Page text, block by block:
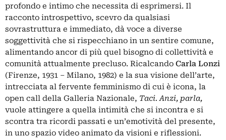
profondo e intimo che necessita di esprimersi. Il
racconto introspettivo, scevro da qualsiasi
sovrastruttura e immediato, dà voce a diverse
soggettività che si rispecchiano in un sentire comune,
alimentando ancor di più quel bisogno di collettività e
comunità attualmente precluso. Ricalcando Carla Lonzi
(Firenze, 1931 – Milano, 1982) e la sua visione dell’arte,
intrecciata al fervente femminismo di cui è icona, la
open call della Galleria Nazionale, Taci. Anzi, parla,
vuole attingere a quella intimità che si incontra e si
scontra tra ricordi passati e un’emotività del presente,
in uno spazio video animato da visioni e riflessioni.